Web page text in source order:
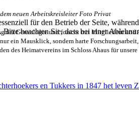
neuen Arbeitskreisleiter Foto Privat
Genealogie und forscht mit Mitgliedern und
ein Mausklick, sondem harte
des Heimatvereins im Schloss Ahaus für
en Tukkers in 1847 het leven
für den Betrieb der Seite,
beachten Sie, dass bei einer